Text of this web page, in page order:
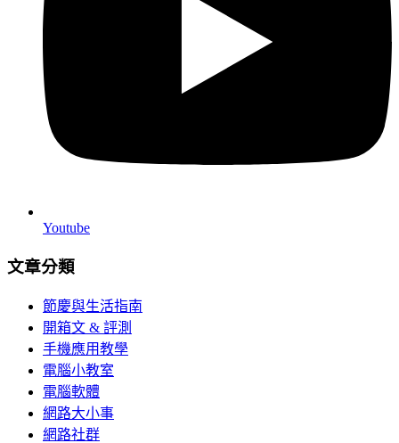
Youtube
文章分類
節慶與生活指南
開箱文 & 評測
手機應用教學
電腦小教室
電腦軟體
網路大小事
網路社群